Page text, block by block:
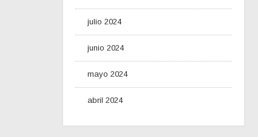
julio 2024
junio 2024
mayo 2024
abril 2024